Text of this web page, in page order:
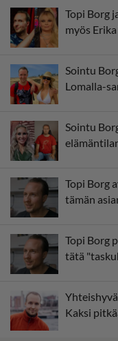
Topi Borg
myös
Sointu
Lomalla-
Sointu
Topi Borg
tämän
Topi Borg
tätä
Kaksi